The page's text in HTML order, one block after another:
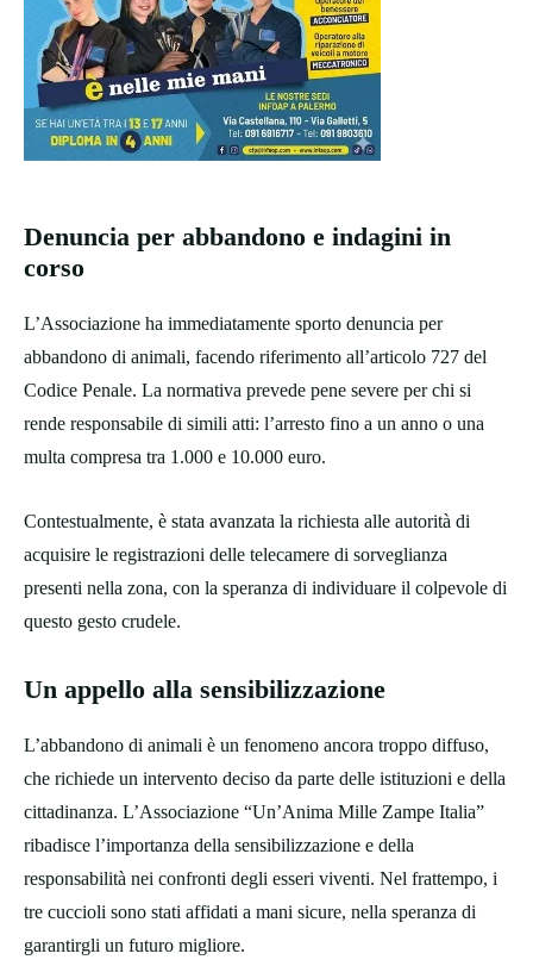
Denuncia per abbandono e indagini in
corso
L’Associazione ha immediatamente sporto denuncia per
abbandono di animali, facendo riferimento all’articolo 727 del
Codice Penale. La normativa prevede pene severe per chi si
rende responsabile di simili atti: l’arresto fino a un anno o una
multa compresa tra 1.000 e 10.000 euro.
Contestualmente, è stata avanzata la richiesta alle autorità di
acquisire le registrazioni delle telecamere di sorveglianza
presenti nella zona, con la speranza di individuare il colpevole di
questo gesto crudele.
Un appello alla sensibilizzazione
L’abbandono di animali è un fenomeno ancora troppo diffuso,
che richiede un intervento deciso da parte delle istituzioni e della
cittadinanza. L’Associazione “Un’Anima Mille Zampe Italia”
ribadisce l’importanza della sensibilizzazione e della
responsabilità nei confronti degli esseri viventi. Nel frattempo, i
tre cuccioli sono stati affidati a mani sicure, nella speranza di
garantirgli un futuro migliore.